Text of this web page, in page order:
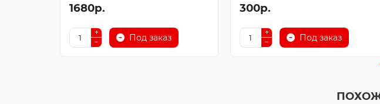
1680р.
Под заказ
300р.
Под заказ